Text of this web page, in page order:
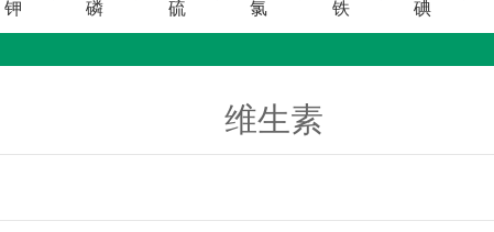
钾 磷 硫 氯 铁 碘
维生素